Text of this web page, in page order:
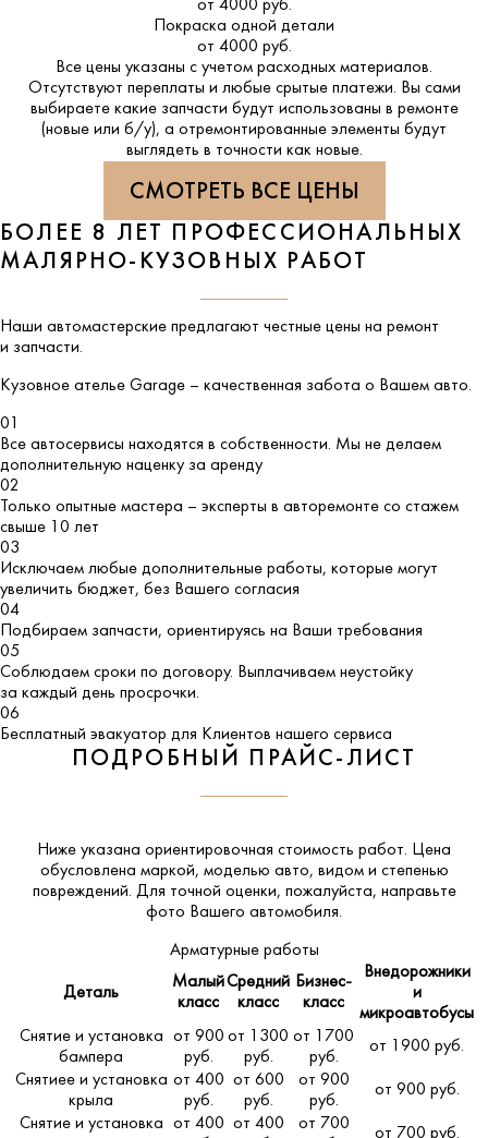
от 4000 руб.
Покраска одной детали
от 4000 руб.
Все цены указаны с учетом расходных материалов.
Отсутствуют переплаты и любые срытые платежи. Вы сами
выбираете какие запчасти будут использованы в ремонте
(новые или б/у), а отремонтированные элементы будут
выглядеть в точности как новые.
СМОТРЕТЬ ВСЕ ЦЕНЫ
БОЛЕЕ 8 ЛЕТ ПРОФЕССИОНАЛЬНЫХ
МАЛЯРНО-КУЗОВНЫХ РАБОТ
Наши автомастерские предлагают честные цены на ремонт
и запчасти.
Кузовное ателье Garage – качественная забота о Вашем авто.
01
Все автосервисы находятся в собственности. Мы не делаем
дополнительную наценку за аренду
02
Только опытные мастера – эксперты в авторемонте со стажем
свыше 10 лет
03
Исключаем любые дополнительные работы, которые могут
увеличить бюджет, без Вашего согласия
04
Подбираем запчасти, ориентируясь на Ваши требования
05
Соблюдаем сроки по договору. Выплачиваем неустойку
за каждый день просрочки.
06
Бесплатный эвакуатор для Клиентов нашего сервиса
ПОДРОБНЫЙ ПРАЙС-ЛИСТ
Ниже указана ориентировочная стоимость работ. Цена
обусловлена маркой, моделью авто, видом и степенью
повреждений. Для точной оценки, пожалуйста, направьте
фото Вашего автомобиля.
Арматурные работы
Деталь
Малый
класс
Средний
класс
Бизнес-
класс
Внедорожники
и
микроавтобусы
Снятие и установка
бампера
от 900
руб.
от 1300
руб.
от 1700
руб.
от 1900 руб.
Снятиее и установка
крыла
от 400
руб.
от 600
руб.
от 900
руб.
от 900 руб.
Снятие и установка
от 400 от 400
от 700
от 700 руб.